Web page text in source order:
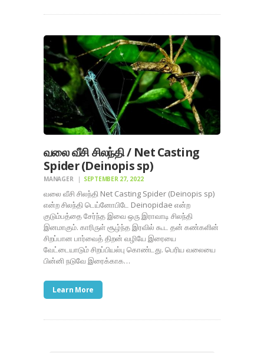
வலை வீசி சிலந்தி / Net Casting
Spider (Deinopis sp)
MANAGER SEPTEMBER 27, 2022
வலை வீசி சிலந்தி Net Casting Spider (Deinopis sp)
என்ற சிலந்தி டெய்னோபிடே Deinopidae என்ற
குடும்பத்தை சேர்ந்த இவை ஒரு இராவாடி சிலந்தி
இனமாகும். காரிருள் சூழ்ந்த இரவில் கூட தன் கண்களின்
சிறப்பான பார்வைத் திறன் வழியே இரையை
வேட்டையாடும் சிறப்பியல்பு கொண்டது. பெரிய வலையை
பின்னி நடுவே இரைக்காக…
Learn More